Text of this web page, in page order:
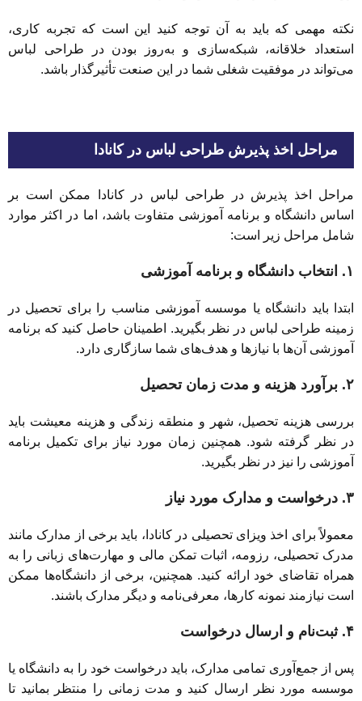
نکته مهمی که باید به آن توجه کنید این است که تجربه کاری،
استعداد خلاقانه، شبکه‌سازی و به‌روز بودن در طراحی لباس
می‌تواند در موفقیت شغلی شما در این صنعت تأثیرگذار باشد.
مراحل اخذ پذیرش طراحی لباس در کانادا
مراحل اخذ پذیرش در طراحی لباس در کانادا ممکن است بر
اساس دانشگاه و برنامه آموزشی متفاوت باشد، اما در اکثر موارد
شامل مراحل زیر است:
۱. انتخاب دانشگاه و برنامه آموزشی
ابتدا باید دانشگاه یا موسسه آموزشی مناسب را برای تحصیل در
زمینه طراحی لباس در نظر بگیرید. اطمینان حاصل کنید که برنامه
آموزشی آن‌ها با نیازها و هدف‌های شما سازگاری دارد.
۲. برآورد هزینه و مدت زمان تحصیل
بررسی هزینه تحصیل، شهر و منطقه زندگی و هزینه معیشت باید
در نظر گرفته شود. همچنین زمان مورد نیاز برای تکمیل برنامه
آموزشی را نیز در نظر بگیرید.
۳. درخواست و مدارک مورد نیاز
معمولاً برای اخذ ویزای تحصیلی در کانادا، باید برخی از مدارک مانند
مدرک تحصیلی، رزومه، اثبات تمکن مالی و مهارت‌های زبانی را به
همراه تقاضای خود ارائه کنید. همچنین، برخی از دانشگاه‌ها ممکن
است نیازمند نمونه کارها، معرفی‌نامه و دیگر مدارک باشند.
۴. ثبت‌نام و ارسال درخواست
پس از جمع‌آوری تمامی مدارک، باید درخواست خود را به دانشگاه یا
موسسه مورد نظر ارسال کنید و مدت زمانی را منتظر بمانید تا